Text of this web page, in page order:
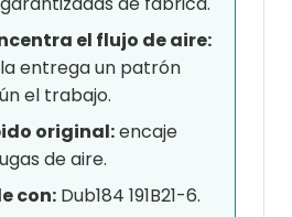
el flujo de aire:
entrega un patrón
el trabajo.
original:encaje
de aire.
con: Dub184 191B21-6.